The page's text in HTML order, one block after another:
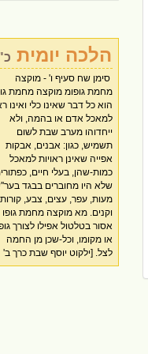
הלכה יומית
סימן שח סעיף ו' - מוקצה
מחמת גופומ מוקצה מחמת
הוא כל דבר שאינו כלי ואינו
למאכל אדם או בהמה, ולא
ייחדוהו מערב שבת לשום
תשמיש, כגון: אבנים, אבקות
אפייה שאינן ראויות למאכל
כמות-שהן, בעלי חיים,
שלא היו מחוברים בבגד
מעות, עפר, עצים, צבע, קורות,
וקנים. מא מוקצה מחמת גופו
אסור בטלטול אפילו לצורך
או מקומו, וכל-שכן מן החמה
לצל. [ילקוט יוסף שבת כרך ב'
עמוד שנב]. מב מת הוי בכלל
מוקצה מחמת גופו,
לטלטלו כשאין עליו
והמנהג כיום כשיש מת בשבת
ל''ע, מורידים אותו על הארץ
אגב הבגדים שהוא לבוש בהם.
ואם אין לו בגדים, או שהוא
לבוש בבגדים שיקבר
[וכגון הרוג] נותנין עליו ככר
סכין וכל חפץ המיטלטל,
ומורידים אותו לארץ אגב אותו
חפץ. ופורסין עליו סדין.
שבת ב' עמוד שנא בהערה]. מג
אין להקל לטלטל מוקצה מחמת
גופו אם מניח על המוקצה ככר
או תינוק, וכדומה, שלא
על ידי ככר או תינוק אלא
בלבד. [ילקו''י שבת כרך ב עמוד
שנב]. מד עיתונים חילוניים יש
אומרים דהוו בכלל מוקצה
בשבת, ויש אומרים דכיון
שראויים לניקוי החלונות,
בהם משום מוקצה. ומ''מ
לסלקם מביתו שלא יכשל לקרוא
בהם. [ילקוט יוסף שבת ב' עמוד
שנב בהערה. ואף שכתבנו